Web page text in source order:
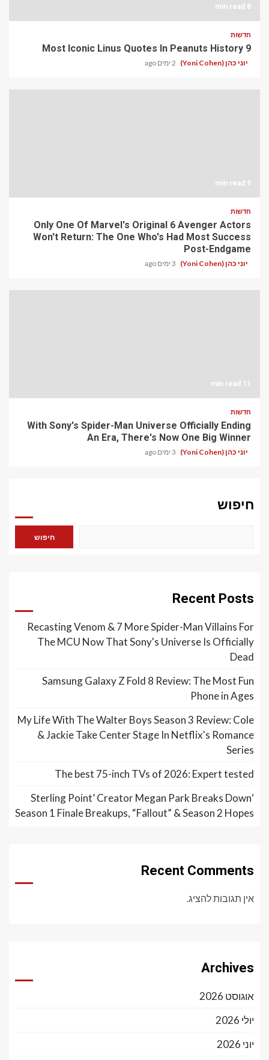
8 min read
חדשות
9 Most Iconic Linus Quotes In Peanuts History
יוני כהן (Yoni Cohen) 2 ימים ago
9 min read
חדשות
Only One Of Marvel's Original 6 Avenger Actors
Won't Return: The One Who's Had Most Success
Post-Endgame
יוני כהן (Yoni Cohen) 3 ימים ago
11 min read
חדשות
With Sony's Spider-Man Universe Officially Ending
An Era, There's Now One Big Winner
יוני כהן (Yoni Cohen) 3 ימים ago
חיפוש
חיפוש
Recent Posts
Recasting Venom & 7 More Spider-Man Villains For
The MCU Now That Sony's Universe Is Officially
Dead
Samsung Galaxy Z Fold 8 Review: The Most Fun
Phone in Ages
My Life With The Walter Boys Season 3 Review: Cole
& Jackie Take Center Stage In Netflix's Romance
Series
The best 75-inch TVs of 2026: Expert tested
‘Sterling Point’ Creator Megan Park Breaks Down
Season 1 Finale Breakups, “Fallout” & Season 2 Hopes
Recent Comments
אין תגובות להציג.
Archives
אוגוסט 2026
יולי 2026
יוני 2026